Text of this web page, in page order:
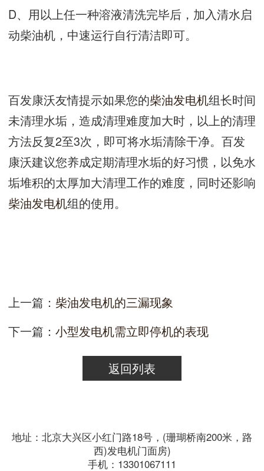
D、用以上任一种溶液清洗完毕后，加入清水启
动柴油机，中速运行自行清洁即可。
百发康沃友情提示如果您的柴油发电机组长时间
未清理水垢，造成清理难度加大时，以上的清理
方法反复2至3次，即可将水垢清除干净。百发
康沃建议您养成定期清理水垢的好习惯，以免水
垢堆积的太厚加大清理工作的难度，同时还影响
柴油发电机组的使用。
上一篇： 柴油发电机的三漏现象
下一篇： 小型发电机需立即停机的表现
返回列表
地址：北京大兴区小红门路18号，(珊瑚桥南200米，路
西)发电机门面房)
手机：13301067111